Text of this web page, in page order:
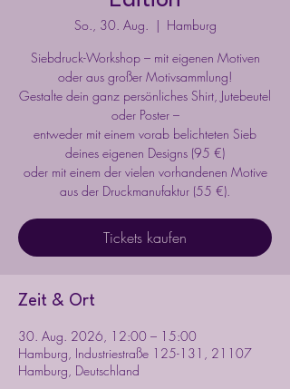
So., 30. Aug.
  |
Hamburg
Siebdruck-Workshop – mit eigenen Motiven
oder aus großer Motivsammlung!
Gestalte dein ganz persönliches Shirt, Jutebeutel
oder Poster –
entweder mit einem vorab belichteten Sieb
deines eigenen Designs (95 €)
oder mit einem der vielen vorhandenen Motive
Tickets kaufen
Zeit & Ort
30. Aug. 2026, 12:00 – 15:00
Hamburg, Industriestraße 125-131, 21107
Hamburg, Deutschland